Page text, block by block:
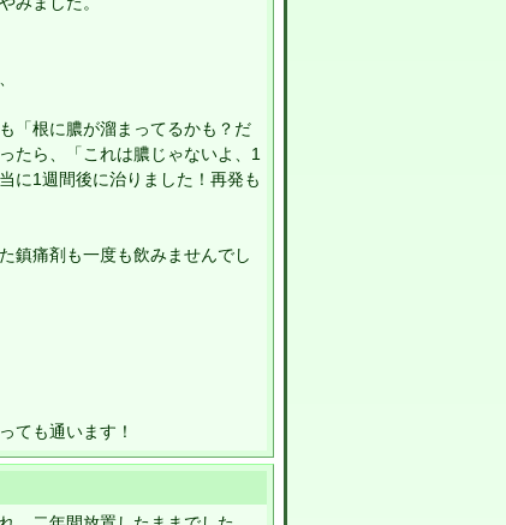
「根に膿が溜まってるかも？だ
たら、「これは膿じゃないよ、1
に1週間後に治りました！再発も
鎮痛剤も一度も飲みませんでし
ても通います！